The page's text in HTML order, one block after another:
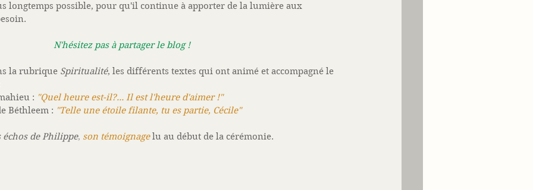
longtemps possible, pour qu'il continue à apporter de la lumière aux
N'hésitez pas à partager le blog !
la rubrique Spiritualité, les différents textes qui ont animé et accompagné le
: "Quel heure est-il?... Il est l'heure d'aimer !"
Béthleem : "Telle une étoile filante, tu es partie, Cécile"
échos de Philippe, son témoignage lu au début de la cérémonie.